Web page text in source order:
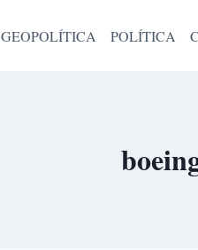
GEOPOLÍTICA POLÍTICA